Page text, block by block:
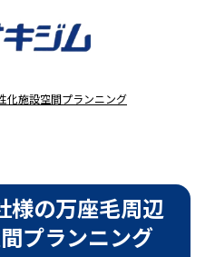
化施設空間プランニング
様の万座毛周辺
プランニング